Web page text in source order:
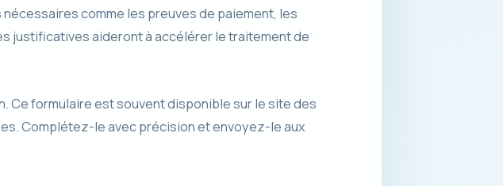
comme les preuves de paiement, les
justificatives aideront à accélérer le traitement de
Ce formulaire est souvent disponible sur le site des
Complétez-le avec précision et envoyez-le aux